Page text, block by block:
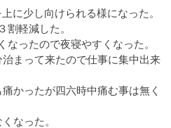
に少し向けられる様になった。
割軽減した。
ったので夜寝やすくなった。
まって来たので仕事に集中出来
かったが四六時中痛む事は無く
なった。